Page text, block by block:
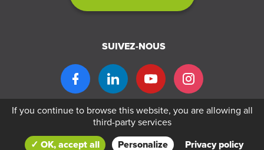
SUIVEZ-NOUS
Copyright © 2026 Élorn bus & cars byRéseau Océlorn
confidentialité- Mentions légales Création Business to web
If you continue to browse this website, you are allowing all
third-party services
✓ OK, accept all
Personalize Privacy policy